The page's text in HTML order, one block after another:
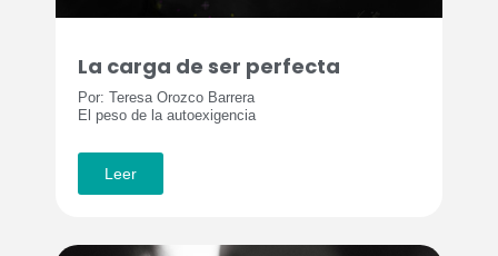
La carga de ser perfecta
Por: Teresa Orozco Barrera
El peso de la autoexigencia
Leer